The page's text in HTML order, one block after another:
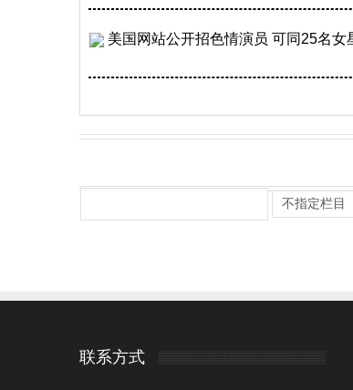
美国网站公开招色情演员 可同25名女
联系方式